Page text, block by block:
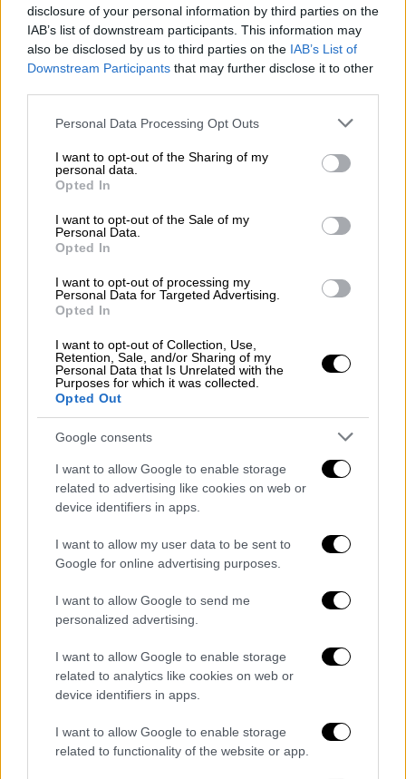
disclosure of your personal information by third parties on the
IAB’s list of downstream participants. This information may
also be disclosed by us to third parties on the IAB’s List of
Downstream Participants that may further disclose it to other
Please note that this website/app uses one or more Google
not limited to your visit or usage behaviour. You may click to
grant or deny consent to Google and its third-party tags to
use your data for below specified purposes in below Google
consent section.
Personal Data Processing Opt Outs
I want to opt-out of the Sharing of my
personal data.
Opted In
I want to opt-out of the Sale of my
Personal Data.
Opted In
I want to opt-out of processing my
Personal Data for Targeted Advertising.
Opted In
I want to opt-out of Collection, Use,
Retention, Sale, and/or Sharing of my
Personal Data that Is Unrelated with the
Purposes for which it was collected.
Opted Out
Google consents
I want to allow Google to enable storage
related to advertising like cookies on web or
device identifiers in apps.
I want to allow my user data to be sent to
Google for online advertising purposes.
I want to allow Google to send me
personalized advertising.
I want to allow Google to enable storage
related to analytics like cookies on web or
device identifiers in apps.
I want to allow Google to enable storage
related to functionality of the website or app.
Η σημαντικότερη απουσία από τις επιλογές
του Γάλλου ομοσπονδιακού τεχνικού είναι ο
Εντουάρντο Καμαβινγκά της Ρεάλ Μαδρίτης,
της Τότεναμ. Αντίθετα, στις επιλογές του
Ντεσάν βρίσκονται οι Μαξένς Λακρουά και
Ζαν-Φιλίπ Ματετά της Κρίσταλ Πάλας αλλά
και τα μεγάλα αστέρια Μπαπέ και Ντεμπελέ.
Η αποστολή της Γαλλίας
Τερματοφύλακες: Μάικ Μενιάν, Ρόμπιν
Αμυντικοί: Λούκας Ντιν, Μάλο Γκούστο,
Λούκας Ερναντέζ, Τεό Ερναντέζ,
Ιμπραχίμα Κονατέ, Ζιλ Κουντέ, Μαξένς
Λακρουά, Νταγιό Ουπαμεκανό
Μέσοι: Ενγκολό Καντέ, Μανού Κονέ,
Αντριέν Ραμπιό, Ορελιέν Τσουαμενί,
Γουαρέν Ζαΐρ-Εμερί
Επιθετικοί: Μάγκνες Ακλιούς,
Μπράντλεϊ Μπαρκόλα, Ραγιάν Τσερκί,
Ουσμάν Ντεμπελέ, Ντεζιρέ Ντουέ, Ζαν-
Φιλίπ Ματετά, Κιλιάν Εμπαπέ, Μίκαελ
Ολίσε, Μάρκους Τουράμ.